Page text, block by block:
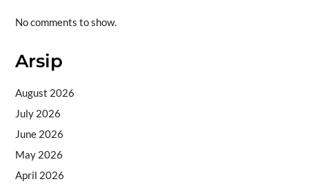
No comments to show.
Arsip
August 2026
July 2026
June 2026
May 2026
April 2026